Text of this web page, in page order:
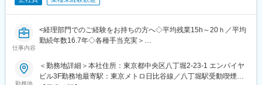
し(10:00~)が可能
・新横浜駅から徒歩3分の好立地
■入社後の教育：
現メンバーと共に、OJT研修にて教育いたします。
に進めていきますので、ご安心ください！
仕事内容
<経理部門でのご経験をお持ちの方へ◇平均残業15h～20ｈ／平均
勤続年数16.7年◇各種手当充実＞
■業務内容：
経理部にて、債権・債務管理の業務を中心にお任せします。
スキルや経験、業務の習熟度に応じて幅広い業務にチャレンジい
勤務地
＜勤務地詳細＞本社住所：東京都中央区八丁堀2-23-1 エンパイヤ
ビル3F勤務地最寄駅：東京メトロ日比谷線／八丁堀駅受動喫煙対